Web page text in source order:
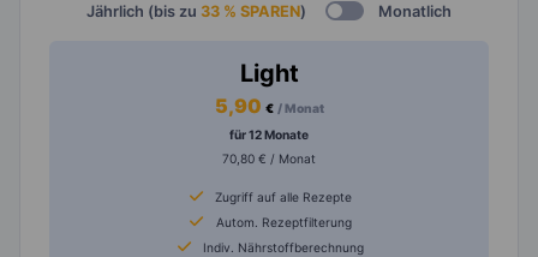
Jährlich (bis zu 33 % SPAREN) Monatlich
Light
5,90 € / Monat
für 12 Monate
70,80 € / Monat
Zugriff auf alle Rezepte
Autom. Rezeptfilterung
Indiv. Nährstoffberechnung